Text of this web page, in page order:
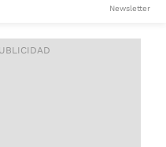
FULL - $1.800/MES
Newsletter